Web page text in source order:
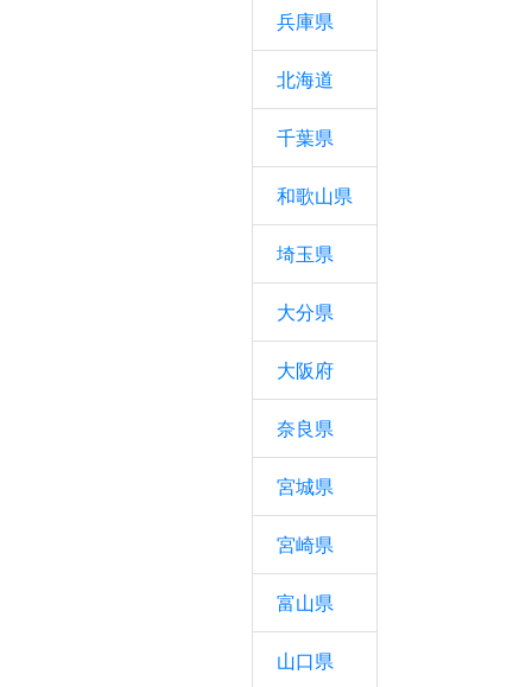
兵庫県
北海道
千葉県
和歌山県
埼玉県
大分県
大阪府
奈良県
宮城県
宮崎県
富山県
山口県